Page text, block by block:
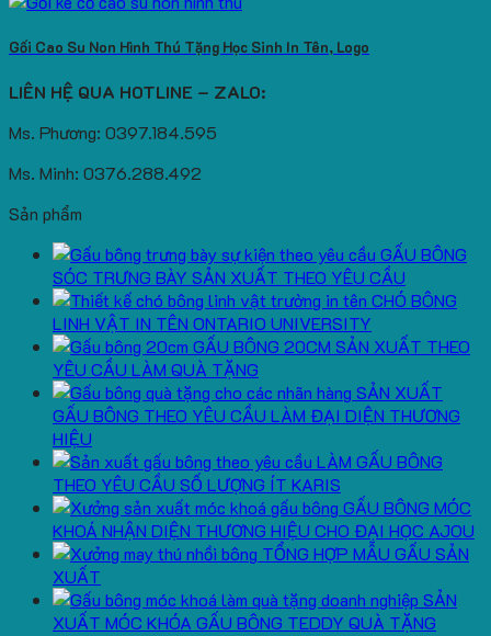
Gối Cao Su Non Hình Thú Tặng Học Sinh In Tên, Logo
LIÊN HỆ QUA HOTLINE – ZALO:
Ms. Phương: 0397.184.595
Ms. Minh: 0376.288.492
Sản phẩm
GẤU BÔNG
SÓC TRƯNG BÀY SẢN XUẤT THEO YÊU CẦU
CHÓ BÔNG
LINH VẬT IN TÊN ONTARIO UNIVERSITY
GẤU BÔNG 20CM SẢN XUẤT THEO
YÊU CẦU LÀM QUÀ TẶNG
SẢN XUẤT
GẤU BÔNG THEO YÊU CẦU LÀM ĐẠI DIỆN THƯƠNG
HIỆU
LÀM GẤU BÔNG
THEO YÊU CẦU SỐ LƯỢNG ÍT KARIS
GẤU BÔNG MÓC
KHOÁ NHẬN DIỆN THƯƠNG HIỆU CHO ĐẠI HỌC AJOU
TỔNG HỢP MẪU GẤU SẢN
XUẤT
SẢN
XUẤT MÓC KHÓA GẤU BÔNG TEDDY QUÀ TẶNG